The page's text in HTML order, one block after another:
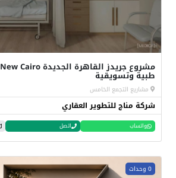
طبية وتسويقية
مشاريع التجمع الخامس
شركة مناج للتطوير العقاري
واتساب اتصل
0 وحدات